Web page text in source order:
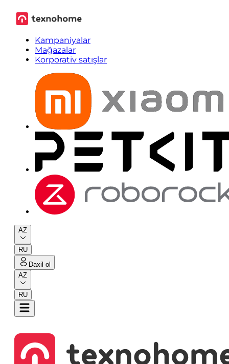
Kampaniyalar
Mağazalar
Korporativ satışlar
AZ
RU
Daxil ol
AZ
RU